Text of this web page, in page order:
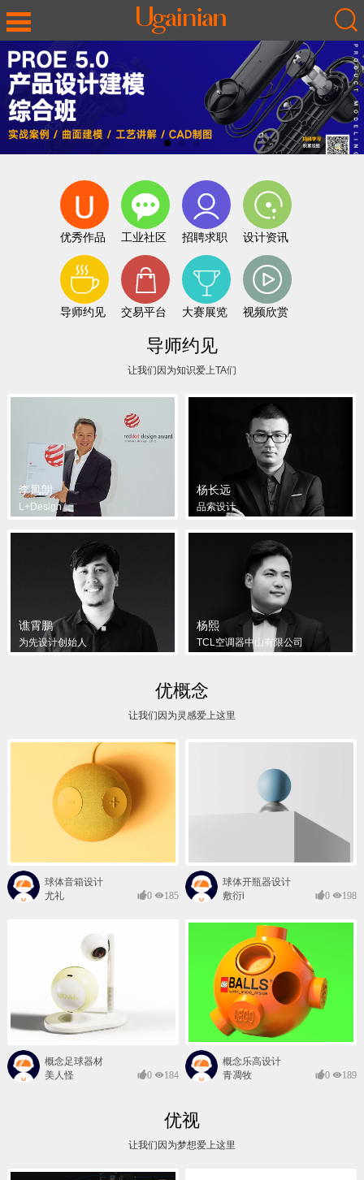
优秀作品 工业社区 招聘求职 设计资讯
导师约见 交易平台 大赛展览 视频欣赏
导师约见
让我们因为知识爱上TA们
李凤朗
L+Design
杨长远
品索设计
谯霄鹏
为先设计创始人
杨熙
TCL空调器中山有限公司
优概念
让我们因为灵感爱上这里
球体音箱设计
尤礼
0 185
球体开瓶器设计
敷衍i
0 198
概念足球器材
美人怪
0 184
概念乐高设计
青凋牧
0 189
优视
让我们因为梦想爱上这里